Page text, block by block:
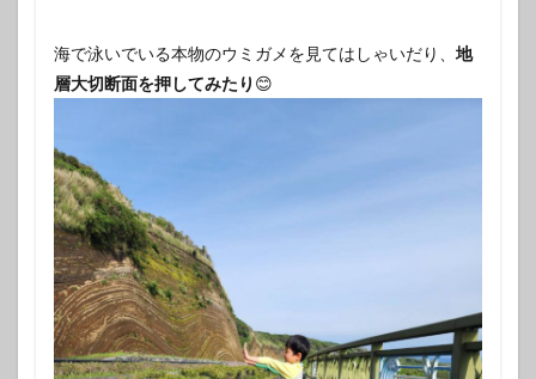
海で泳いでいる本物のウミガメを見てはしゃいだり、 地
層大切断面を押してみたり 😊